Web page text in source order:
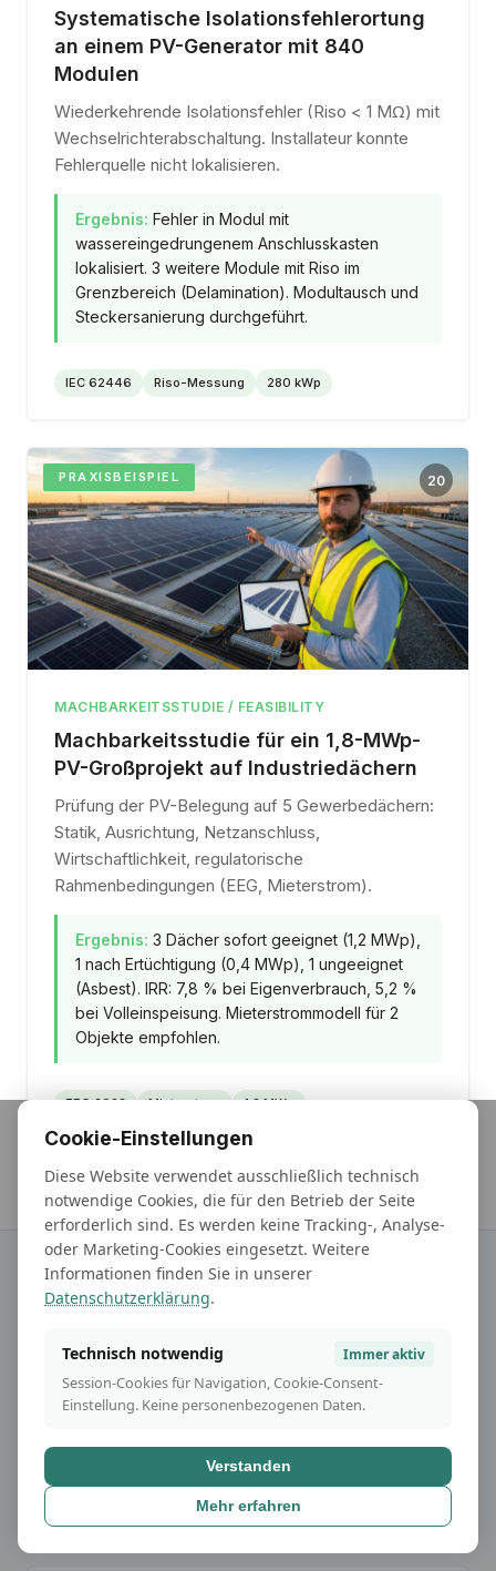
Systematische Isolationsfehlerortung
an einem PV-Generator mit 840
Modulen
Wiederkehrende Isolationsfehler (Riso < 1 MΩ) mit
Wechselrichterabschaltung. Installateur konnte
Fehlerquelle nicht lokalisieren.
Ergebnis: Fehler in Modul mit
wassereingedrungenem Anschlusskasten
lokalisiert. 3 weitere Module mit Riso im
Grenzbereich (Delamination). Modultausch und
Steckersanierung durchgeführt.
IEC 62446 Riso-Messung 280 kWp
PRAXISBEISPIEL 20
MACHBARKEITSSTUDIE / FEASIBILITY
Machbarkeitsstudie für ein 1,8-MWp-
PV-Großprojekt auf Industriedächern
Prüfung der PV-Belegung auf 5 Gewerbedächern:
Statik, Ausrichtung, Netzanschluss,
Wirtschaftlichkeit, regulatorische
Rahmenbedingungen (EEG, Mieterstrom).
Ergebnis: 3 Dächer sofort geeignet (1,2 MWp),
1 nach Ertüchtigung (0,4 MWp), 1 ungeeignet
(Asbest). IRR: 7,8 % bei Eigenverbrauch, 5,2 %
bei Volleinspeisung. Mieterstrommodell für 2
Objekte empfohlen.
EEG 2023 Mieterstrom 1,8 MWp
Normative Grundlagen
Auszug der Normen, Richtlinien und Regelwerke,
die in Gutachten Anwendung finden
Prüfung und Dokumentation von PV-Anlagen, IR-
Thermografie
Cookie-Einstellungen
Diese Website verwendet ausschließlich technisch
notwendige Cookies, die für den Betrieb der Seite
erforderlich sind. Es werden keine Tracking-, Analyse-
oder Marketing-Cookies eingesetzt. Weitere
Informationen finden Sie in unserer
Datenschutzerklärung.
Technisch notwendig Immer aktiv
Session-Cookies für Navigation, Cookie-Consent-
Einstellung. Keine personenbezogenen Daten.
Verstanden
Mehr erfahren